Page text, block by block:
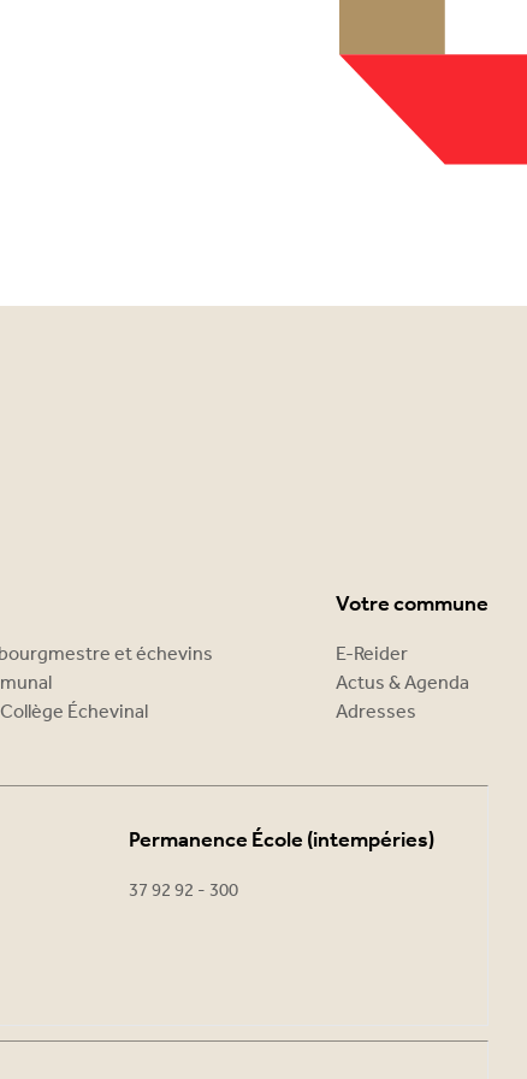
et échevins
Échevinal
Votre commune
E-Reider
Actus & Agenda
Adresses
Permanence École (intempéries)
37 92 92 - 300